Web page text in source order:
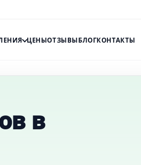
ЦЕНЫОТЗЫВЫБЛОГКОНТАКТЫ
в